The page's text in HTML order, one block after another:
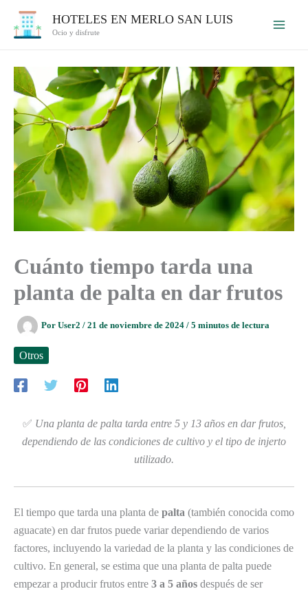
HOTELES EN MERLO SAN LUIS
Ocio y disfrute
Cuánto tiempo tarda una
planta de palta en dar frutos
Por User2 / 21 de noviembre de 2024 / 5 minutos de lectura
Otros
✅ Una planta de palta tarda entre 5 y 13 años en dar frutos,
dependiendo de las condiciones de cultivo y el tipo de injerto
utilizado.
El tiempo que tarda una planta de palta (también conocida como
aguacate) en dar frutos puede variar dependiendo de varios
factores, incluyendo la variedad de la planta y las condiciones de
cultivo. En general, se estima que una planta de palta puede
empezar a producir frutos entre 3 a 5 años después de ser